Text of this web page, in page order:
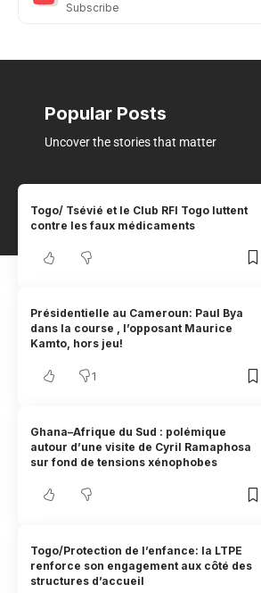
Subscribe
Popular Posts
Uncover the stories that matter
Togo/ Tsévié et le Club RFI Togo luttent
contre les faux médicaments
Présidentielle au Cameroun: Paul Bya
dans la course , l’opposant Maurice
Kamto, hors jeu!
1
Ghana–Afrique du Sud : polémique
autour d’une visite de Cyril Ramaphosa
sur fond de tensions xénophobes
Togo/Protection de l’enfance: la LTPE
renforce son engagement aux côté des
structures d’accueil